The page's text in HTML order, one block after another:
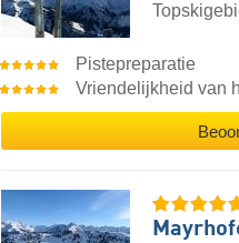
Pistepreparatie
Vriendelijkheid van